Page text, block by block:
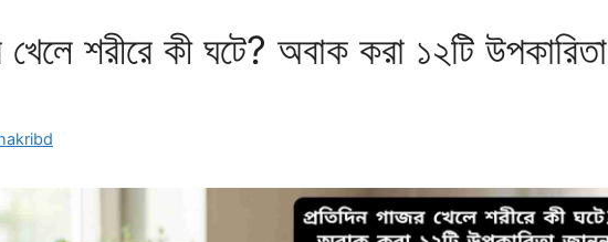
শরীরে কী ঘটে? অবাক করা ১২টি উপকারিতা